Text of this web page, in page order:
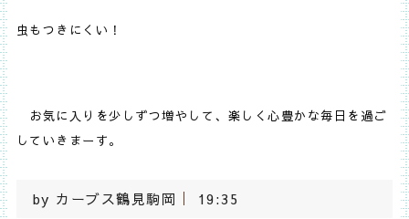
虫もつきにくい！
お気に入りを少しずつ増やして、楽しく心豊かな毎日を過ご
していきまーす。
by カーブス鶴見駒岡 19:35